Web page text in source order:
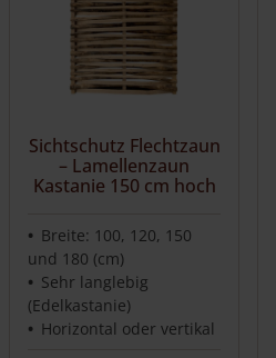
Varianten
Optionen
der
Produktseite
Sichtschutz Flechtzaun
– Lamellenzaun
Kastanie 150 cm hoch
Breite: 100, 120, 150
und 180 (cm)
Sehr langlebig
(Edelkastanie)
Horizontal oder vertikal